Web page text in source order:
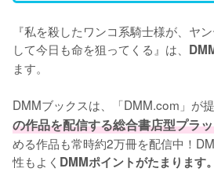
『私を殺したワンコ系騎士様が、ヤ
して今日も命を狙ってくる』は、
ます。
DMMブックスは、「DMM.com」が
の作品を配信する総合書店型プラ
める作品も常時約2万冊を配信中！
性もよく DMMポイントがたまります。